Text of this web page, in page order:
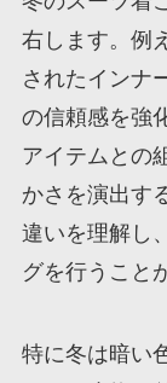
右します。例
されたインナ
の信頼感を強
アイテムとの
かさを演出す
違いを理解し
グを行うこと
特に冬は暗い